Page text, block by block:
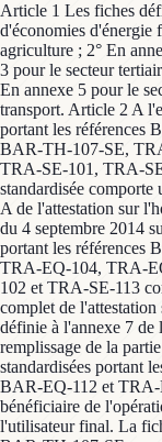
Article 1 Les fiches
d'économies d'énergie
agriculture ; 2° En
3 pour le secteur
En annexe 5 pour le
transport. Article 2 A
portant les références
BAR-TH-107-SE,
TRA-SE-101, TRA-
standardisée comporte
A de l'attestation sur
du 4 septembre 2014
portant les références
TRA-EQ-104, TRA-
102 et TRA-SE-113
complet de
définie à l'annexe 7 de
remplissage de la
standardisées portant
BAR-EQ-112 et TRA-
bénéficiaire de
l'utilisateur final. La